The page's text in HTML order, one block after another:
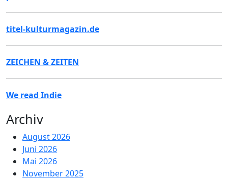
titel-kulturmagazin.de
ZEICHEN & ZEITEN
We read Indie
Archiv
August 2026
Juni 2026
Mai 2026
November 2025